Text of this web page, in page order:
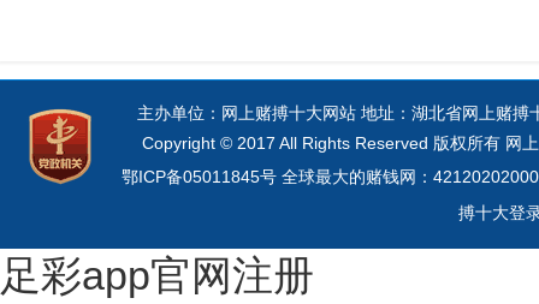
主办单位：网上赌搏十大网站 地址：湖北省网上赌
Copyright © 2017 All Rights Reserved 版权所有 网
鄂ICP备05011845号 全球最大的赌钱网：
搏十大登
足彩app官网注册